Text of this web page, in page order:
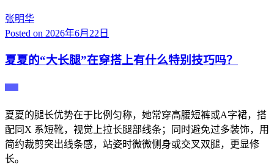
张明华
Posted on 2026年6月22日
夏夏的“大长腿”在穿搭上有什么特别技巧吗？
夏夏的腿长优势在于比例匀称，她常穿高腰短裤或A字裙，搭
配同X 系短靴，视觉上拉长腿部线条；同时避免过多装饰，用
简约裁剪突出线条感，站姿时微微侧身或交叉双腿，更显修
长。